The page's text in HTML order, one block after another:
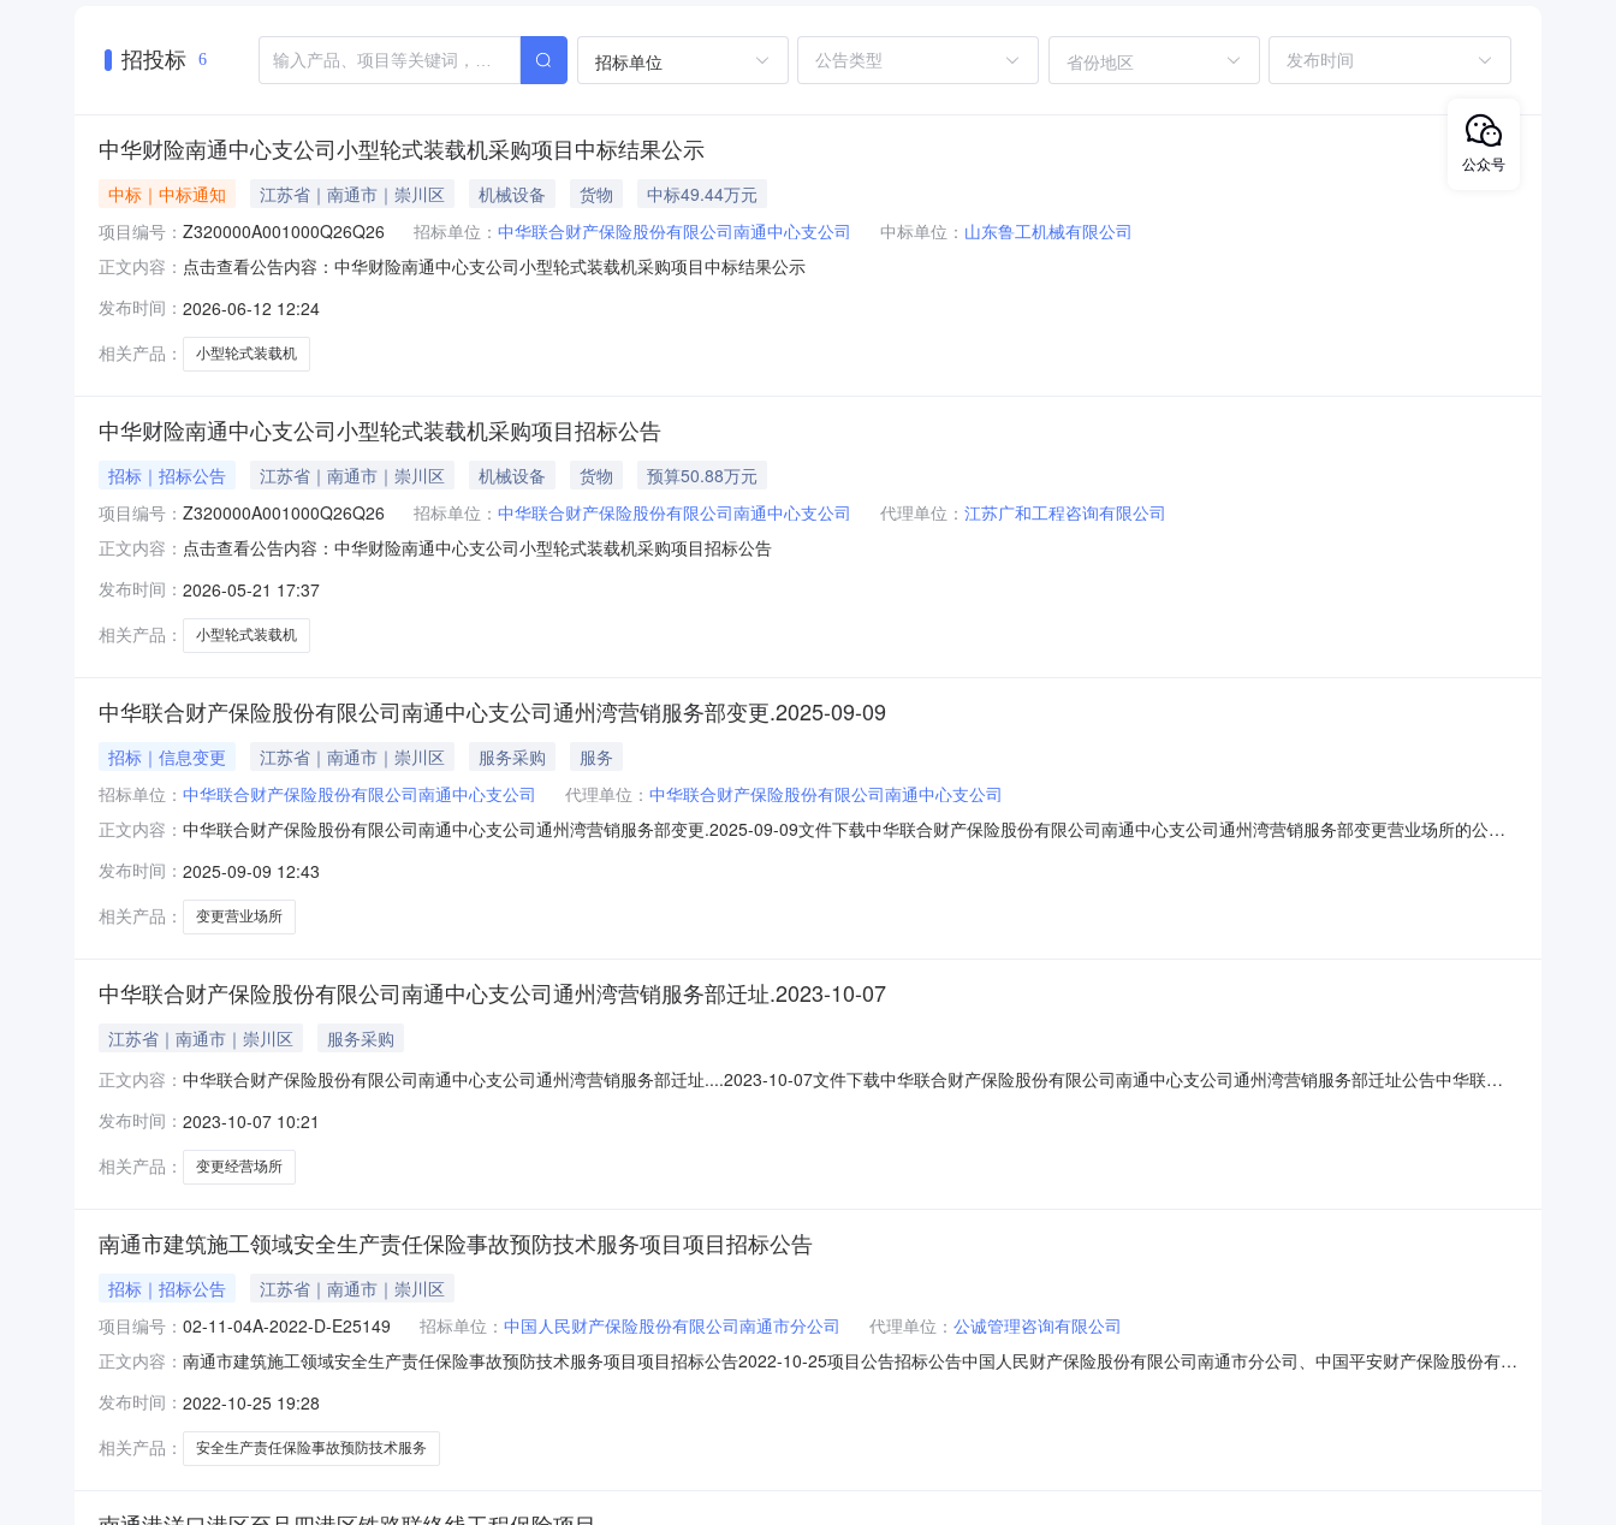
招投标 6 招标单位 省份地区
中华财险南通中心支公司小型轮式装载机采购项目中标结果公示
中标｜中标通知 江苏省｜南通市｜崇川区 机械设备 货物
中标49.44万元
项目编号： Z320000A001000Q26Q26 招标单位： 中华联合财产保险股份有限公司南通中心支公司 中标单位： 山东鲁工机械有限公司
正文内容： 点击查看公告内容：中华财险南通中心支公司小型轮式装载机采购项目中标结果公示
发布时间： 2026-06-12 12:24
相关产品：
小型轮式装载机
中华财险南通中心支公司小型轮式装载机采购项目招标公告
招标｜招标公告 江苏省｜南通市｜崇川区 机械设备 货物
预算50.88万元
项目编号： Z320000A001000Q26Q26 招标单位： 中华联合财产保险股份有限公司南通中心支公司 代理单位： 江苏广和工程咨询有限公司
正文内容： 点击查看公告内容：中华财险南通中心支公司小型轮式装载机采购项目招标公告
发布时间： 2026-05-21 17:37
相关产品：
小型轮式装载机
中华联合财产保险股份有限公司南通中心支公司通州湾营销服务部变更.2025-09-09
招标｜信息变更 江苏省｜南通市｜崇川区 服务采购
服务
招标单位： 中华联合财产保险股份有限公司南通中心支公司 代理单位： 中华联合财产保险股份有限公司南通中心支公司
正文内容： 中华联合财产保险股份有限公司南通中心支公司通州湾营销服务部变更.2025-09-09文件下载中华联合财产保险股份有限公司南通中心支公司通州湾营销服务部变更营业场所的公告
股份有限公司南通中心支公司通州湾营销服务部变更营业场所的批复》，并领取了新保险许可证，特此公告：机构名称：中华联合财产保险股份有限公司南通中心支公司通州湾营销
服务部机构编码：0000123206
发布时间： 2025-09-09 12:43
相关产品：
变更营业场所
中华联合财产保险股份有限公司南通中心支公司通州湾营销服务部迁址.2023-10-07
江苏省｜南通市｜崇川区
服务采购
正文内容： 中华联合财产保险股份有限公司南通中心支公司通州湾营销服务部迁址....2023-10-07文件下载中华联合财产保险股份有限公司南通中心支公司通州湾营销服务部迁址公告中华联合
司通州湾营销服务部变更经营场所的批复》，并领取了保险许可证，特此公告：机构名称：中华联合财产保险股份有限公司南通中心支公司通州湾营销服务部机构编码：
000012320612001许可证流水号
发布时间： 2023-10-07 10:21
相关产品：
变更经营场所
南通市建筑施工领域安全生产责任保险事故预防技术服务项目项目招标公告
招标｜招标公告
江苏省｜南通市｜崇川区
项目编号： 02-11-04A-2022-D-E25149 招标单位： 中国人民财产保险股份有限公司南通市分公司 代理单位： 公诚管理咨询有限公司
正文内容： 南通市建筑施工领域安全生产责任保险事故预防技术服务项目项目招标公告2022-10-25项目公告招标公告中国人民财产保险股份有限公司南通市分公司、中国平安财产保险股份有限
下简称“招标人”）委托公诚管理咨询有限公司（以下简称“招标代理机构”）就南通市建筑施工领域安全生产责任保险事故预防技术服务项目进行公开招标采购，项目资金已落实。项
目已具备招标条件，欢迎符合资格条
发布时间： 2022-10-25 19:28
相关产品：
安全生产责任保险事故预防技术服务
公众号